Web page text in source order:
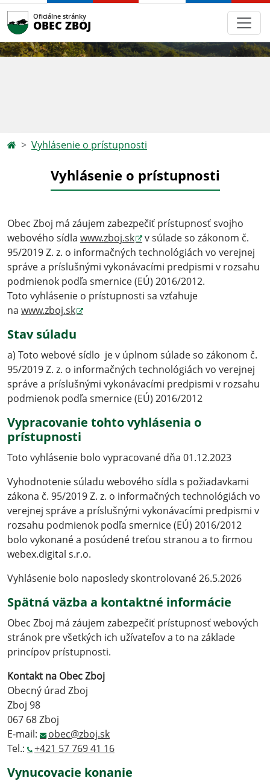
Oficiálne stránky
OBEC ZBOJ
Vyhlásenie o prístupnosti
Vyhlásenie o prístupnosti
Obec Zboj má záujem zabezpečiť prístupnosť svojho
webového sídla www.zboj.sk
v súlade so zákonom č.
95/2019 Z. z. o informačných technológiách vo verejnej
správe a príslušnými vykonávacími predpismi v rozsahu
podmienok podľa smernice (EÚ) 2016/2012.
Toto vyhlásenie o prístupnosti sa vzťahuje
na www.zboj.sk
Stav súladu
a) Toto webové sídlo je v úplnom súlade so zákonom č.
95/2019 Z. z. o informačných technológiách vo verejnej
správe a príslušnými vykonávacími predpismi v rozsahu
podmienok podľa smernice (EÚ) 2016/2012
Vypracovanie tohto vyhlásenia o
prístupnosti
Toto vyhlásenie bolo vypracované dňa 01.12.2023
Vyhodnotenie súladu webového sídla s požiadavkami
zákona č. 95/2019 Z. z. o informačných technológiách vo
verejnej správe a príslušnými vykonávacími predpismi v
rozsahu podmienok podľa smernice (EÚ) 2016/2012
bolo vykonané a posúdené treťou stranou a to firmou
webex.digital s.r.o.
Vyhlásenie bolo naposledy skontrolované 26.5.2026
Spätná väzba a kontaktné informácie
Obec Zboj má záujem zabezpečiť prístupnosť webových
stránok pre všetkých ich užívateľov a to na základe
princípov prístupnosti.
Kontakt na Obec Zboj
Obecný úrad Zboj
Zboj 98
067 68 Zboj
E-mail:
obec@zboj.sk
Tel.:
+421 57 769 41 16
Vynucovacie konanie